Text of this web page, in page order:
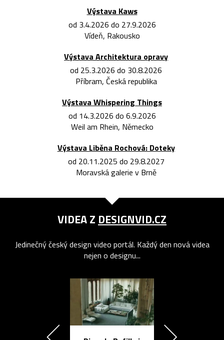
Výstava Kaws
od 3.4.2026 do 27.9.2026
Vídeň, Rakousko
Výstava Architektura opravy
od 25.3.2026 do 30.8.2026
Příbram, Česká republika
Výstava Whispering Things
od 14.3.2026 do 6.9.2026
Weil am Rhein, Německo
Výstava Liběna Rochová: Doteky
od 20.11.2025 do 29.8.2027
Moravská galerie v Brně
VIDEA Z DESIGNVID.CZ
Jedinečný český design video portál. Každý den nová videa
nejen o designu...